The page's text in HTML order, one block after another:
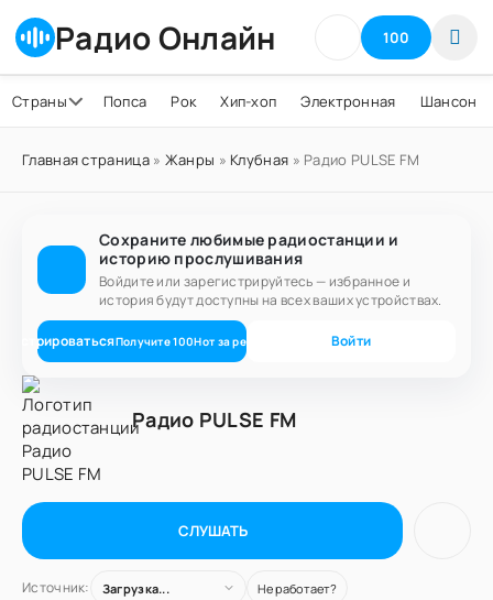
Радио Онлайн 100
Страны Попса Рок Хип-хоп Электронная Шансон
Главная страница» Жанры » Клубная » Радио PULSE FM
Сохраните любимые радиостанции и
историю прослушивания
Войдите или зарегистрируйтесь — избранное и
история будут доступны на всех ваших устройствах.
Получите100Нот за регистрацию Войти
Радио PULSE FM
СЛУШАТЬ
Источник: Загрузка... Не работает?